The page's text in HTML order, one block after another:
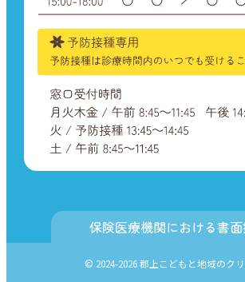
保険医療機関における書
© 2024-2026 郡上こどもと地域のク